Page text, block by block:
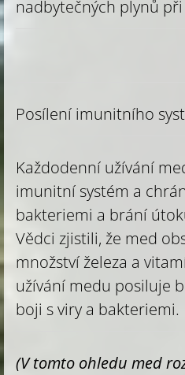
nadbytečných plynů
Posílení imunitního
Každodenní užívání
imunitní systém a
bakteriemi a brání
Vědci zjistili, že med
množství železa a
užívání medu posiluje
boji s viry a bakteriemi.
(V tomto ohledu med